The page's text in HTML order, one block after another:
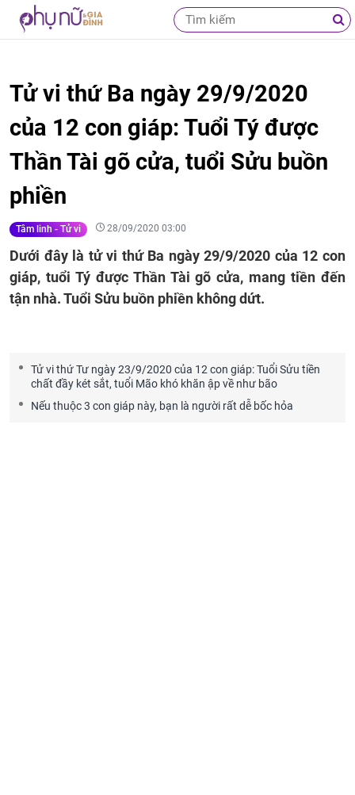
Tử vi thứ Ba ngày 29/9/2020
của 12 con giáp: Tuổi Tý được
Thần Tài gõ cửa, tuổi Sửu buồn
phiền
Tâm linh - Tử vi 28/09/2020 03:00
Dưới đây là tử vi thứ Ba ngày 29/9/2020 của 12 con
giáp, tuổi Tý được Thần Tài gõ cửa, mang tiền đến
tận nhà. Tuổi Sửu buồn phiền không dứt.
Tử vi thứ Tư ngày 23/9/2020 của 12 con giáp: Tuổi Sửu tiền
chất đầy két sắt, tuổi Mão khó khăn ập về như bão
Nếu thuộc 3 con giáp này, bạn là người rất dễ bốc hỏa